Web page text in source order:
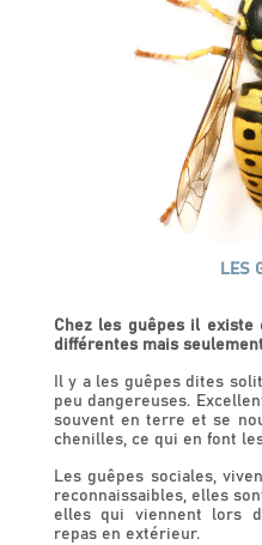
LES
Chez les guêpes il existe
différentes mais
Il y a les guêpes dites
peu dangereuses.
souvent en terre et se
chenilles, ce qui en font
Les guêpes sociales,
reconnaissaibles, elles
elles qui viennent lors
repas en extérieur.